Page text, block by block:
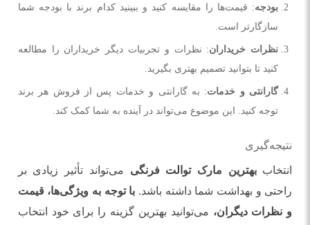
بودجه: قیمت‌ها را مقایسه کنید و ببینید کدام برند با بودجه شما
سازگارتر است.
نظرات خریداران: نظرات و تجربیات دیگر خریداران را مطالعه
کنید تا بتوانید تصمیم بهتری بگیرید.
گارانتی و خدمات: به گارانتی و خدمات پس از فروش هر برند
توجه کنید. این موضوع می‌تواند در آینده به شما کمک کند.
نتیجه‌گیری
انتخاببهترین مارک توالت فرنگی می‌تواند تأثیر زیادی بر
راحتی و بهداشت شما داشته باشد. با توجه به ویژگی‌ها، قیمت
و نظرات دیگران، می‌توانید بهترین گزینه را برای خود انتخاب